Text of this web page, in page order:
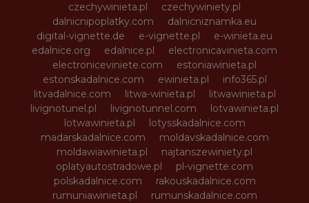
czechywinieta.pl
czechywiniety.pl
dalnicnipoplatky.com
dalnicniznamka.eu
digital-vignette.de
e-vignette.pl
e-winieta.eu
edalnice.org
edalnice.pl
electronicavinieta.com
electroniceviniete.com
estoniawinieta.pl
estonskadalnice.com
ewinieta.pl
info365.pl
litvadalnice.com
litwa-winieta.pl
litwawinieta.pl
livignotunel.pl
livignotunnel.com
lotvawinieta.pl
lotwawinieta.pl
lotysskadalnice.com
madarskadalnice.com
moldavskadalnice.com
moldawiawinieta.pl
najtanszewiniety.pl
oplatyautostradowe.pl
pl-vignette.com
polskadalnice.com
rakouskadalnice.com
rumuniawinieta.pl
rumunskadalnice.com